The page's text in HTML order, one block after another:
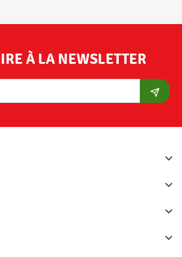
À LA NEWSLETTER



